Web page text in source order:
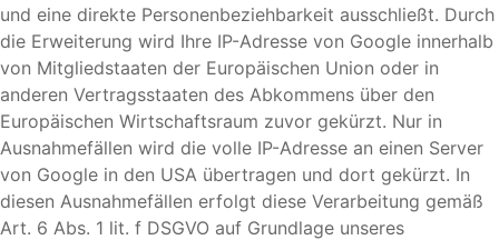
und eine direkte Personenbeziehbarkeit ausschließt. Durch
die Erweiterung wird Ihre IP-Adresse von Google innerhalb
von Mitgliedstaaten der Europäischen Union oder in
anderen Vertragsstaaten des Abkommens über den
Europäischen Wirtschaftsraum zuvor gekürzt. Nur in
Ausnahmefällen wird die volle IP-Adresse an einen Server
von Google in den USA übertragen und dort gekürzt. In
diesen Ausnahmefällen erfolgt diese Verarbeitung gemäß
Art. 6 Abs. 1 lit. f DSGVO auf Grundlage unseres